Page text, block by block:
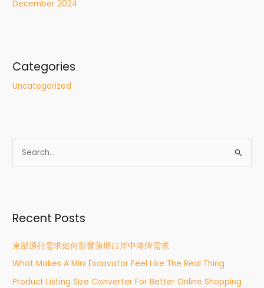
December 2024
Categories
Uncategorized
e
c
f
o
r
Recent Posts
東部通行需求如何影響蓮塘口岸中港牌需求
What Makes A Mini Excavator Feel Like The Real Thing
Product Listing Size Converter For Better Online Shopping